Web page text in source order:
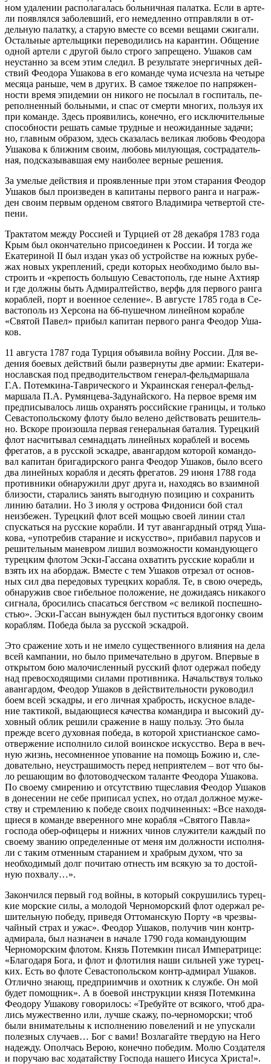
ном уда­ле­нии рас­по­ла­га­лась боль­нич­ная па­лат­ка. Ес­ли в ар­те­
ли по­яв­лял­ся за­болев­ший, его немед­лен­но от­прав­ля­ли в от­
дель­ную па­лат­ку, а ста­рую вме­сте со все­ми ве­ща­ми сжи­га­ли.
Осталь­ные ар­тель­щи­ки пе­ре­во­ди­лись на ка­ран­тин. Об­ще­ние
од­ной ар­те­ли с дру­гой бы­ло стро­го за­пре­ще­но. Уша­ков сам
неустан­но за всем этим сле­дил. В ре­зуль­та­те энер­гич­ных дей­
ствий Фе­о­до­ра Уша­ко­ва в его ко­ман­де чу­ма ис­чез­ла на че­ты­ре
ме­ся­ца рань­ше, чем в дру­гих. В са­мое тя­же­лое по на­пря­жен­
но­сти вре­мя эпи­де­мии он ни­ко­го не по­сы­лал в гос­пи­таль, пе­
ре­пол­нен­ный боль­ны­ми, и спас от смер­ти мно­гих, поль­зуя их
при ко­ман­де. Здесь про­яви­лись, ко­неч­но, его ис­клю­чи­тель­ные
спо­соб­но­сти ре­шать са­мые труд­ные и неожи­дан­ные за­да­чи;
но, глав­ным об­ра­зом, здесь ска­за­лась ве­ли­кая лю­бовь Фе­о­до­ра
Уша­ко­ва к ближ­ним сво­им, лю­бовь ми­лу­ю­щая, со­стра­да­тель­
ная, под­ска­зы­вав­шая ему наи­бо­лее вер­ные ре­ше­ния.
За уме­лые дей­ствия и про­яв­лен­ные при этом ста­ра­ния Фе­о­дор
Уша­ков был про­из­ве­ден в ка­пи­та­ны пер­во­го ран­га и на­граж­
ден сво­им пер­вым ор­де­ном свя­то­го Вла­ди­ми­ра чет­вер­той сте­
пе­ни.
Трак­та­том меж­ду Рос­си­ей и Тур­ци­ей от 28 де­каб­ря 1783 го­да
Крым был окон­ча­тель­но при­со­еди­нен к Рос­сии. И то­гда же
Ека­те­ри­ной II был из­дан указ об устрой­стве на юж­ных ру­бе­
жах но­вых укреп­ле­ний, сре­ди ко­то­рых необ­хо­ди­мо бы­ло вы­
стро­ить и «кре­пость боль­шую Се­ва­сто­поль, где ныне Ах­ти­яр
и где долж­ны быть Адми­рал­тей­ство, верфь для пер­во­го ран­га
ко­раб­лей, порт и во­ен­ное се­ле­ние». В ав­гу­сте 1785 го­да в Се­
ва­сто­поль из Хер­со­на на 66-пу­шеч­ном ли­ней­ном ко­раб­ле
«Свя­той Па­вел» при­был ка­пи­тан пер­во­го ран­га Фе­о­дор Уша­
ков.
11 ав­гу­ста 1787 го­да Тур­ция объ­яви­ла вой­ну Рос­сии. Для ве­
де­ния бо­е­вых дей­ствий бы­ли раз­вер­ну­ты две ар­мии: Ека­те­ри­
но­слав­ская под пред­во­ди­тель­ством ге­не­рал-фельд­мар­ша­ла
Г.А. По­тем­ки­на-Та­ври­че­ско­го и Укра­ин­ская ге­не­рал-фельд­
мар­ша­ла П.А. Ру­мян­це­ва-За­ду­най­ско­го. На пер­вое вре­мя им
пред­пи­сы­ва­лось лишь охра­нять рос­сий­ские гра­ни­цы, и толь­ко
Се­ва­сто­поль­ско­му фло­ту бы­ло ве­ле­но дей­ство­вать ре­ши­тель­
но. Вско­ре про­изо­шла пер­вая ге­не­раль­ная ба­та­лия. Ту­рец­кий
флот на­счи­ты­вал сем­на­дцать ли­ней­ных ко­раб­лей и во­семь
фре­га­тов, а в рус­ской эс­кад­ре, аван­гар­дом ко­то­рой ко­ман­до­
вал ка­пи­тан бри­га­дир­ско­го ран­га Фе­о­дор Уша­ков, бы­ло все­го
два ли­ней­ных ко­раб­ля и де­сять фре­га­тов. 29 июня 1788 го­да
про­тив­ни­ки об­на­ру­жи­ли друг дру­га и, на­хо­дясь во вза­им­ной
бли­зо­сти, ста­ра­лись за­нять вы­год­ную по­зи­цию и со­хра­нить
ли­нию ба­та­лии. Но 3 июля у ост­ро­ва Фидо­ни­си бой стал
неиз­бе­жен. Ту­рец­кий флот всей мо­щью сво­ей ли­нии стал
спус­кать­ся на рус­ские ко­раб­ли. И тут аван­гард­ный от­ряд Уша­
ко­ва, «упо­тре­бив ста­ра­ние и ис­кус­ство», при­ба­вил па­ру­сов и
ре­ши­тель­ным ма­нев­ром ли­шил воз­мож­но­сти ко­ман­ду­ю­ще­го
ту­рец­ким фло­том Эс­ки-Гас­са­на охва­тить рус­ские ко­раб­ли и
взять их на абор­даж. Вме­сте с тем Уша­ков от­ре­зал от ос­нов­
ных сил два пе­ре­до­вых ту­рец­ких ко­раб­ля. Те, в свою оче­редь,
об­на­ру­жив свое ги­бель­ное по­ло­же­ние, не до­жи­да­ясь ни­ка­ко­го
сиг­на­ла, бро­си­лись спа­сать­ся бег­ством «с ве­ли­кой по­спеш­но­
стью». Эс­ки-Гас­сан вы­нуж­ден был пу­стить­ся вдо­гон­ку сво­им
ко­раб­лям. По­бе­да бы­ла за рус­ской эс­кад­рой.
Это сра­же­ние хоть и не име­ло су­ще­ствен­но­го вли­я­ния на де­ла
всей кам­па­нии, но бы­ло при­ме­ча­тель­но в дру­гом. Впер­вые в
от­кры­том бою ма­ло­чис­лен­ный рус­ский флот одер­жал по­бе­ду
над пре­вос­хо­дя­щи­ми си­ла­ми про­тив­ни­ка. На­чаль­ствуя толь­ко
аван­гар­дом, Фе­о­дор Уша­ков в дей­стви­тель­но­сти ру­ко­во­дил
бо­ем всей эс­кад­ры, и его лич­ная храб­рость, ис­кус­ное вла­де­
ние так­ти­кой, вы­да­ю­щи­е­ся ка­че­ства ко­ман­ди­ра и вы­со­кий ду­
хов­ный об­лик ре­ши­ли сра­же­ние в на­шу поль­зу. Это бы­ла
преж­де все­го ду­хов­ная по­бе­да, в ко­то­рой хри­сти­ан­ское са­мо­
от­вер­же­ние ис­пол­ни­ло си­лой во­ин­ское ис­кус­ство. Ве­ра в веч­
ную жизнь, несо­мнен­ное упо­ва­ние на по­мощь Бо­жию и, сле­
до­ва­тель­но, неустра­ши­мость пе­ред непри­я­те­лем – вот что бы­
ло ре­ша­ю­щим во фло­то­вод­че­ском та­лан­те Фе­о­до­ра Уша­ко­ва.
По сво­е­му сми­ре­нию и от­сут­ствию тще­сла­вия Фе­о­дор Уша­ков
в до­не­се­нии не се­бе при­пи­сал успех, но от­дал долж­ное му­же­
ству и стрем­ле­нию к по­бе­де сво­их под­чи­нен­ных: «Все на­хо­дя­
щи­е­ся в ко­ман­де вве­рен­но­го мне ко­раб­ля «Свя­то­го Пав­ла»
гос­по­да обер-офи­це­ры и ниж­них чи­нов слу­жи­те­ли каж­дый по
сво­е­му зва­нию опре­де­лен­ные от ме­ня им долж­но­сти ис­пол­ня­
ли с та­ким от­мен­ным ста­ра­ни­ем и храб­рым ду­хом, что за
необ­хо­ди­мый долг по­чи­таю от­несть им вся­кую за то до­стой­
ную по­хва­лу…».
За­кон­чил­ся пер­вый год вой­ны, в ко­то­рый со­кру­ши­лись ту­рец­
кие мор­ские си­лы, а мо­ло­дой Чер­но­мор­ский флот одер­жал ре­
ши­тель­ную по­бе­ду, при­ве­дя От­то­ман­скую Пор­ту «в чрез­вы­
чай­ный страх и ужас». Фе­о­дор Уша­ков, по­лу­чив чин контр-
адми­ра­ла, был на­зна­чен в на­ча­ле 1790 го­да ко­ман­ду­ю­щим
Чер­но­мор­ским фло­том. Князь По­тем­кин пи­сал Им­пе­ра­три­це:
«Бла­го­да­ря Бо­га, и флот и фло­ти­лия на­ши силь­ней уже ту­рец­
ких. Есть во фло­те Се­ва­сто­поль­ском контр-адми­рал Уша­ков.
От­лич­но зна­ющ, пред­при­им­чив и охот­ник к служ­бе. Он мой
бу­дет по­мощ­ник». А в бо­е­вой ин­струк­ции кня­зя По­тем­ки­на
Фе­о­до­ру Уша­ко­ву го­во­ри­лось: «Тре­буй­те от вся­ко­го, чтоб дра­
лись му­же­ствен­но или, луч­ше ска­жу, по-чер­но­мор­ски; чтоб
бы­ли вни­ма­тель­ны к ис­пол­не­нию по­ве­ле­ний и не упус­ка­ли
по­лез­ных слу­ча­ев… Бог с ва­ми! Воз­ла­гай­те твер­дую на Него
на­деж­ду. Опол­чась Ве­рою, ко­неч­но по­бе­дим. Мо­лю Со­зда­те­ля
и по­ру­чаю вас хо­да­тай­ству Гос­по­да на­ше­го Иису­са Хри­ста!».